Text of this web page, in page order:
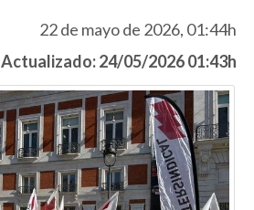
22 de mayo de 2026, 01:44h
Actualizado: 24/05/2026 01:43h